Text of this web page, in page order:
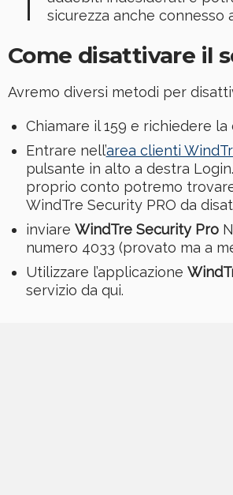
sicurezza anche connesso
Come disattivare il
Avremo diversi metodi per
Chiamare il 159 e richiedere
Entrare nell’area clienti
pulsante in alto a destra
proprio conto potremo
WindTre Security PRO da
inviare WindTre Security Pro
numero 4033 (provato ma a
Utilizzare l’applicazione
servizio da qui.